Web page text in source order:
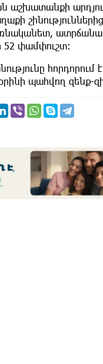
աշխատանքի
փամփուշտ։
պահվող զենք-